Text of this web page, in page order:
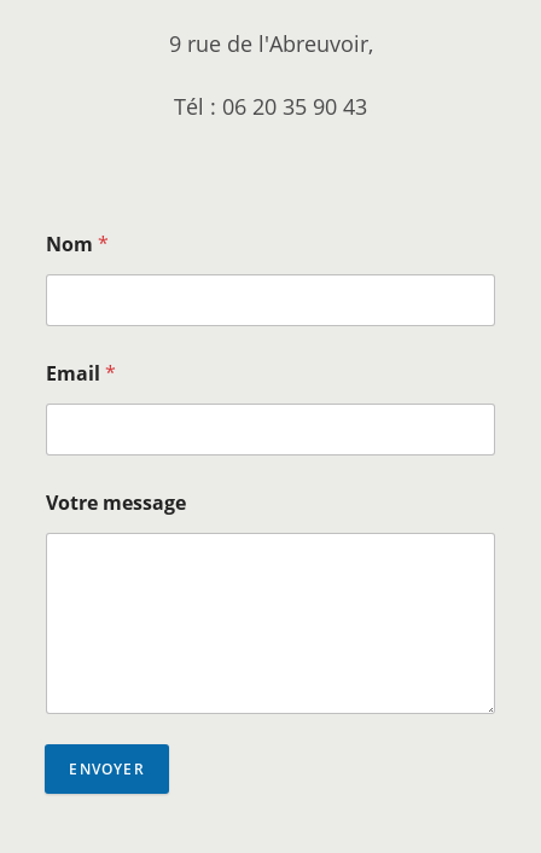
9 rue de l'Abreuvoir,
Tél : 06 20 35 90 43
Nom*
Email*
Votre message
ENVOYER